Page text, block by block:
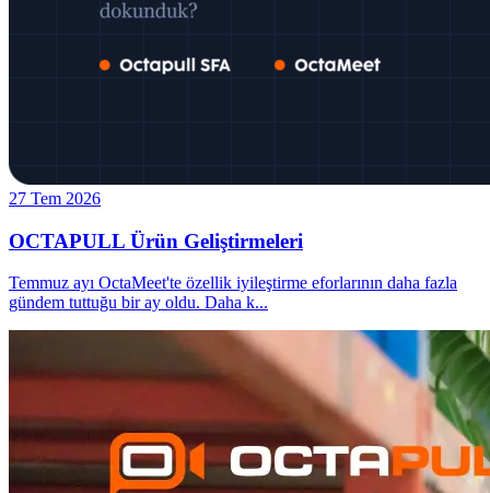
27 Tem 2026
OCTAPULL Ürün Geliştirmeleri
Temmuz ayı OctaMeet'te özellik iyileştirme eforlarının daha fazla
gündem tuttuğu bir ay oldu. Daha k...